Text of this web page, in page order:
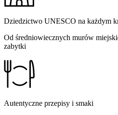
Dziedzictwo UNESCO na każdym
Od średniowiecznych murów
zabytki
Autentyczne przepisy i smaki